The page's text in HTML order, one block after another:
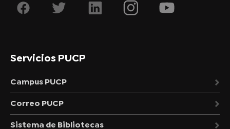
Servicios PUCP
Campus PUCP
Correo PUCP
Sistema de Bibliotecas